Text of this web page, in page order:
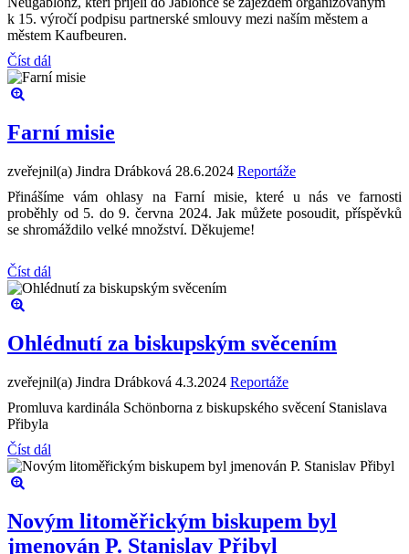
k 15. výročí podpisu partnerské smlouvy mezi naším městem a
městem Kaufbeuren.
Číst dál
Farní misie
zveřejnil(a) Jindra Drábková 28.6.2024 Reportáže
Přinášíme vám ohlasy na Farní misie, které u nás ve farnosti
proběhly od 5. do 9. června 2024. Jak můžete posoudit, příspěvků
se shromáždilo velké množství. Děkujeme!
Číst dál
Ohlédnutí za biskupským svěcením
zveřejnil(a) Jindra Drábková 4.3.2024 Reportáže
Promluva kardinála Schönborna z biskupského svěcení Stanislava
Přibyla
Číst dál
Novým litoměřickým biskupem byl
jmenován P. Stanislav Přibyl